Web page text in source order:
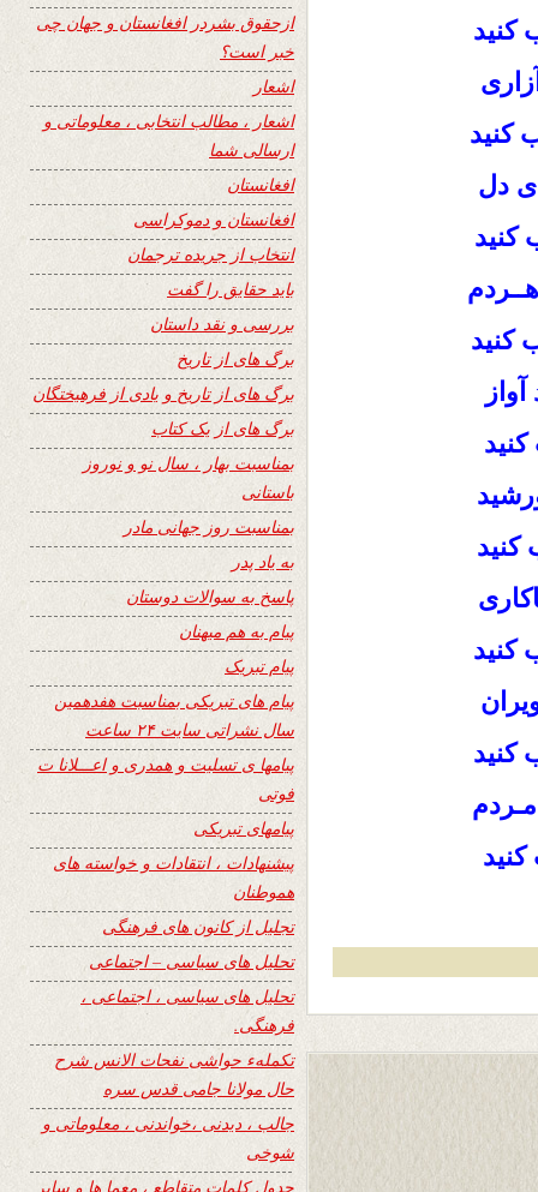
کنید
کنید
دل
کنید
کنید
کنید
کنید
کنید
ازحقوق بشردر افغانستان و جهان چی
خبر است؟
اشعار
اشعار ، مطالب انتخابی ، معلوماتی و
ارسالی شما
افغانستان
افغانستان و دموکراسی
انتخاب از جریده ترجمان
باید حقایق را گفت
بررسی و نقد داستان
برگ های از تاریخ
برگ های از تاریخ و یادی از فرهیختگان
برگ های از یک کتاب
بمناسبت بهار ، سال نو و نوروز
باستانی
بمناسبت روز جهانی مادر
به یاد پدر
پاسخ به سوالات دوستان
پیام به هم میهنان
پیام تبریک
پیام های تبریکی بمناسبت هفدهمین
سال نشراتی سایت ۲۴ ساعت
پیامها ی تسلیت و همدری و اعـــلانا ت
فوتی
پیامهای تبریکی
پیشنهادات ، انتقادات و خواسته های
هموطنان
تجلیل از کانون های فرهنگی
تحلیل های سیاسی – اجتماعی
تحلیل های سیاسی ، اجتماعی ،
فرهنگی.
تکملهء حواشی نفحات الانس شرح
حال مولانا جامی قدس سره
جالب ، دیدنی ،خواندنی ، معلوماتی و
شوخی
جدول کلمات متقاطع ، معما ها و سایر